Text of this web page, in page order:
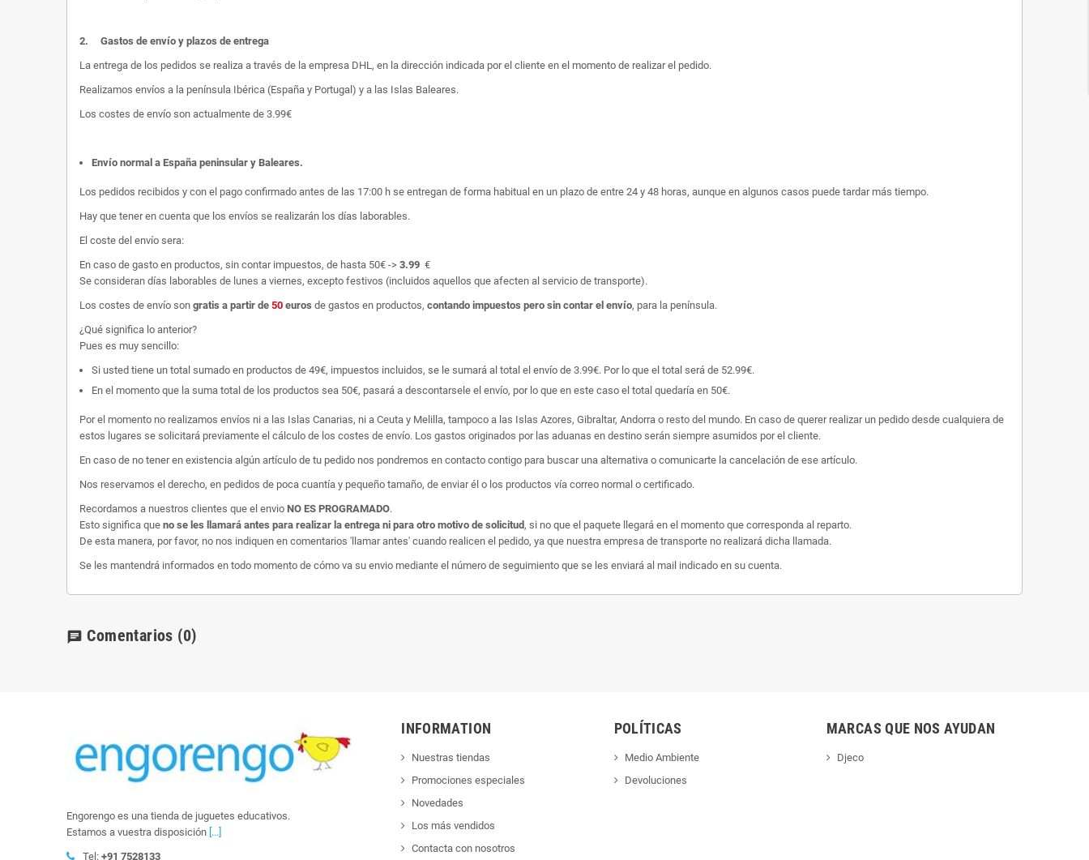
2. Gastos de envío y plazos de entrega
La entrega de los pedidos se realiza a través de la empresa DHL, en la dirección indicada por el cliente en el momento de realizar el pedido.
Realizamos envíos a la península Ibérica (España y Portugal) y a las Islas Baleares.
Los costes de envío son actualmente de 3.99€
Envío normal a España peninsular y Baleares.
Los pedidos recibidos y con el pago confirmado antes de las 17:00 h se entregan de forma habitual en un plazo de entre 24 y 48 horas, aunque en algunos casos puede tardar más tiempo.
Hay que tener en cuenta que los envíos se realizarán los días laborables.
El coste del envío sera:
En caso de gasto en productos, sin contar impuestos, de hasta 50€ -> 3.99 €
Se consideran días laborables de lunes a viernes, excepto festivos (incluidos aquellos que afecten al servicio de transporte).
Los costes de envío son gratis a partir de 50 euros de gastos en productos, contando impuestos pero sin contar el envío, para la península.
¿Qué significa lo anterior?
Pues es muy sencillo:
Si usted tiene un total sumado en productos de 49€, impuestos incluidos, se le sumará al total el envío de 3.99€. Por lo que el total será de 52.99€.
En el momento que la suma total de los productos sea 50€, pasará a descontarsele el envío, por lo que en este caso el total quedaría en 50€.
Por el momento no realizamos envíos ni a las Islas Canarias, ni a Ceuta y Melilla, tampoco a las Islas Azores, Gibraltar, Andorra o resto del mundo. En caso de querer realizar un pedido desde cualquiera de
estos lugares se solicitará previamente el cálculo de los costes de envío. Los gastos originados por las aduanas en destino serán siempre asumidos por el cliente.
En caso de no tener en existencia algún artículo de tu pedido nos pondremos en contacto contigo para buscar una alternativa o comunicarte la cancelación de ese artículo.
Nos reservamos el derecho, en pedidos de poca cuantía y pequeño tamaño, de enviar él o los productos vía correo normal o certificado.
Recordamos a nuestros clientes que el envio NO ES PROGRAMADO.
Esto significa que no se les llamará antes para realizar la entrega ni para otro motivo de solicitud , si no que el paquete llegará en el momento que corresponda al reparto.
De esta manera, por favor, no nos indiquen en comentarios 'llamar antes' cuando realicen el pedido, ya que nuestra empresa de transporte no realizará dicha llamada.
Se les mantendrá informados en todo momento de cómo va su envio mediante el número de seguimiento que se les enviará al mail indicado en su cuenta.
chat Comentarios (0)
Engorengo es una tienda de juguetes educativos.
Estamos a vuestra disposición [...]
Tel: +91 7528133
INFORMATION
Nuestras tiendas
Promociones especiales
Novedades
Los más vendidos
Contacta con nosotros
POLÍTICAS
Medio Ambiente
Devoluciones
MARCAS QUE NOS AYUDAN
Djeco